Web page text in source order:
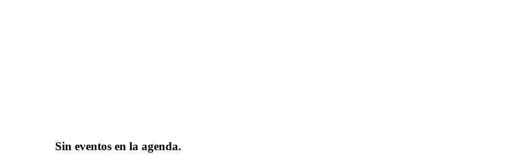
Sin eventos en la agenda.